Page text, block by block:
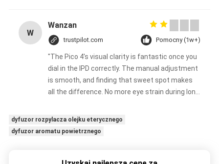
W
Wanzan
trustpilot.com Pomocny (1w+)
"The Pico 4's visual clarity is fantastic once you
dial in the IPD correctly. The manual adjustment
is smooth, and finding that sweet spot makes
all the difference. No more eye strain during long
set it up properly!""The Pico 4's visual clarity is
fantastic once you dial in the IPD correctly. The
eye strain during long sessions. Highly
dyfuzor rozpylacza olejku eterycznego
dyfuzor aromatu powietrznego